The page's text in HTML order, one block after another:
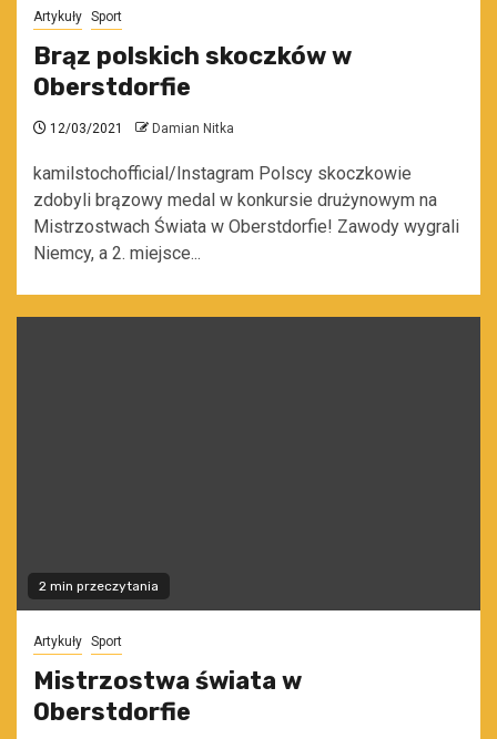
Artykuły Sport
Brąz polskich skoczków w
Oberstdorfie
12/03/2021 Damian Nitka
kamilstochofficial/Instagram Polscy skoczkowie
zdobyli brązowy medal w konkursie drużynowym na
Mistrzostwach Świata w Oberstdorfie! Zawody wygrali
Niemcy, a 2. miejsce...
2 min przeczytania
Artykuły Sport
Mistrzostwa świata w
Oberstdorfie